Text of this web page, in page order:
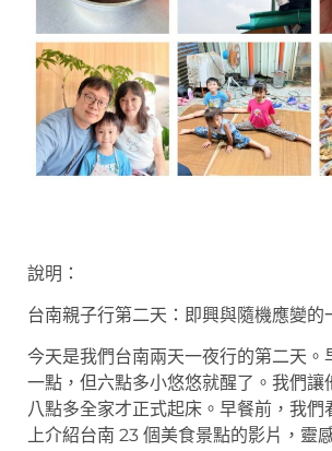
說明：
台南親子行第二天：即興與隨機應變的
今天是我們台南兩天一夜行的第二天。
一點，但六點多小悠悠就醒了。我們讓
八點多全家才正式起床。早餐前，我
上介紹台南 23 個美食景點的影片，靈